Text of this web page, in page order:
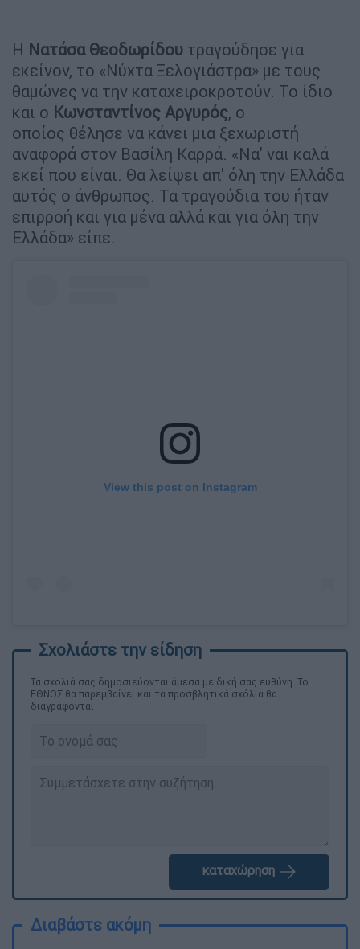
Η Νατάσα Θεοδωρίδου τραγούδησε για
εκείνον, το «Νύχτα Ξελογιάστρα» με τους
θαμώνες να την καταχειροκροτούν. Το ίδιο
και ο Κωνσταντίνος Αργυρός, ο
οποίος θέλησε να κάνει μια ξεχωριστή
αναφορά στον Βασίλη Καρρά. «Να’ ναι καλά
εκεί που είναι. Θα λείψει απ' όλη την Ελλάδα
αυτός ο άνθρωπος. Τα τραγούδια του ήταν
επιρροή και για μένα αλλά και για όλη την
Ελλάδα» είπε.
View this post on Instagram
Τα σχολιά σας δημοσιεύονται άμεσα με δική σας ευθύνη. Το
ΕΘΝΟΣ θα παρεμβαίνει και τα προσβλητικά σχόλια θα
διαγράφονται
καταχώρηση
Διαβάστε ακόμη